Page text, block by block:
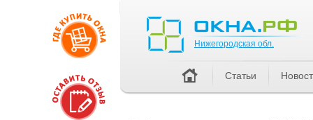
Нижегородская обл.
Статьи